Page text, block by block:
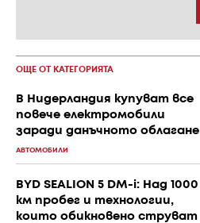
ОЩЕ ОТ КАТЕГОРИЯТА
В Нидерландия купуват все
повече електромобили
заради данъчното облагане
АВТОМОБИЛИ
BYD SEALION 5 DM-i: Над 1000
км пробег и технологии,
които обикновено струват